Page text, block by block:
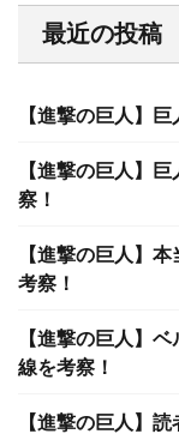
最近の投稿
【進撃の巨人】
【進撃の巨人】
察！
【進撃の巨人】
考察！
【進撃の巨人】
線を考察！
【進撃の巨人】